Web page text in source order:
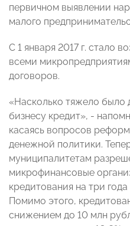
первичном выявлении
малого
С 1 января 2017 г. стало
всеми
договоров.
«Насколько тяжело было
бизнесу кредит», -
касаясь вопросов
денежной политики.
муниципалитетам
микрофинансовые
кредитования на три
Помимо этого,
снижением до 10 млн